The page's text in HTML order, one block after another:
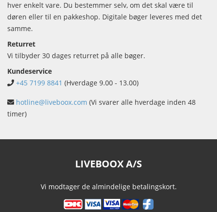
hver enkelt vare. Du bestemmer selv, om det skal være til
døren eller til en pakkeshop. Digitale bøger leveres med det
samme.
Returret
Vi tilbyder 30 dages returret på alle bøger.
Kundeservice
+45 7199 8841 (Hverdage 9.00 - 13.00)
hotline@liveboox.com (Vi svarer alle hverdage inden 48
timer)
LIVEBOOX A/S
Vi modtager de almindelige betalingskort.